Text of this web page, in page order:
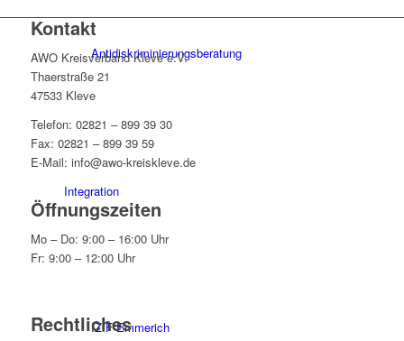
Antidiskriminierungsberatung
Integration
IZIF-Emmerich
Kontakt
AWO Kreisverband Kleve e.V.
Thaerstraße 21
47533 Kleve
Telefon: 02821 – 899 39 30
Fax: 02821 – 899 39 59
E-Mail: info@awo-kreiskleve.de
Öffnungszeiten
Mo – Do: 9:00 – 16:00 Uhr
Fr: 9:00 – 12:00 Uhr
Rechtliches